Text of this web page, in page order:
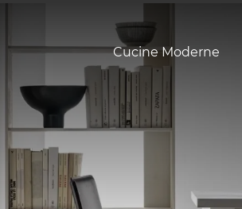
Cucine Moderne